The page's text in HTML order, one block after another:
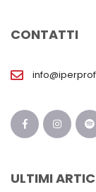
CONTATTI
ULTIMI